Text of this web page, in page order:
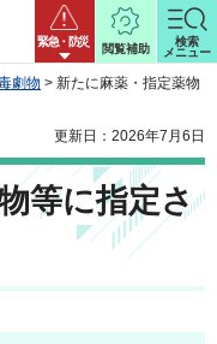
緊急・防災
閲覧補助
検索
メニュー
劇物 > 新たに麻薬・指定薬物
更新日：2026年7月6日
等に指定さ